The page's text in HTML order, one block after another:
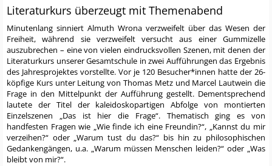
Literaturkurs überzeugt mit Themenabend
Minutenlang sinniert Almuth Wrona verzweifelt über das Wesen der
Freiheit, während sie verzweifelt versucht aus einer Gummizelle
auszubrechen – eine von vielen eindrucksvollen Szenen, mit denen der
Literaturkurs unserer Gesamtschule in zwei Aufführungen das Ergebnis
des Jahresprojektes vorstellte. Vor je 120 Besucher*innen hatte der 26-
köpfige Kurs unter Leitung von Thomas Metz und Marcel Lautwein die
Frage in den Mittelpunkt der Aufführung gestellt. Dementsprechend
lautete der Titel der kaleidoskopartigen Abfolge von montierten
Einzelszenen „Das ist hier die Frage“. Thematisch ging es von
handfesten Fragen wie „Wie finde ich eine Freundin?“, „Kannst du mir
verzeihen?“ oder „Warum tust du das?“ bis hin zu philosophischen
Gedankengängen, u.a. „Warum müssen Menschen leiden?“ oder „Was
bleibt von mir?“.